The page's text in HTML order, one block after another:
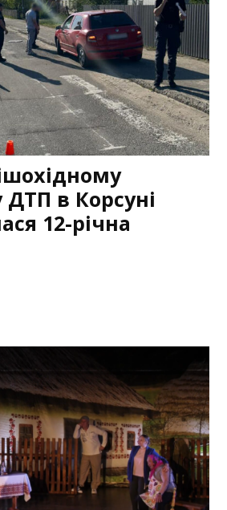
ДТП в Корсуні
12-річна